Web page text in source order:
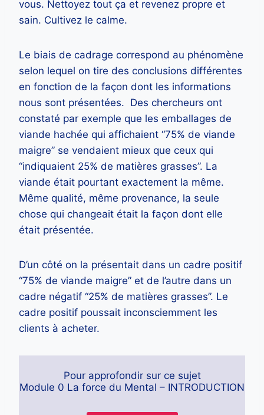
vous. Nettoyez tout ça et revenez propre et
sain. Cultivez le calme.
Le biais de cadrage correspond au phénomène
selon lequel on tire des conclusions différentes
en fonction de la façon dont les informations
nous sont présentées. Des chercheurs ont
constaté par exemple que les emballages de
viande hachée qui affichaient “75% de viande
maigre” se vendaient mieux que ceux qui
“indiquaient 25% de matières grasses”. La
viande était pourtant exactement la même.
Même qualité, même provenance, la seule
chose qui changeait était la façon dont elle
était présentée.
D’un côté on la présentait dans un cadre positif
“75% de viande maigre” et de l’autre dans un
cadre négatif “25% de matières grasses”. Le
cadre positif poussait inconsciemment les
clients à acheter.
Pour approfondir sur ce sujet
Module 0 La force du Mental – INTRODUCTION